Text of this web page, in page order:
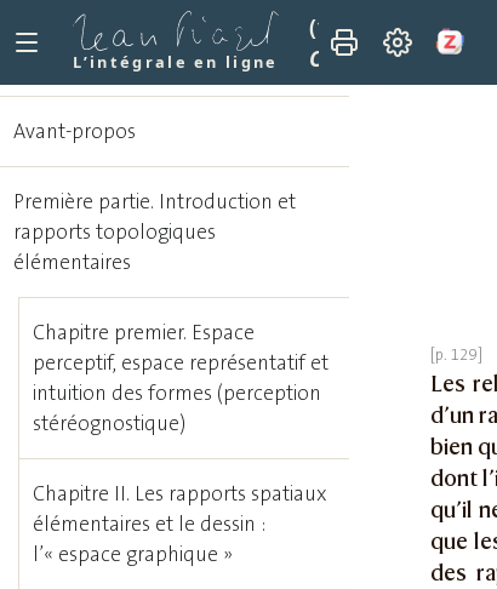
L’intégrale en ligne
(1948)
La
Chapitre IV. Les
Les
d’un
bien
dont
qu’il
que
des
Avant-propos
Première partie. Introduction et
rapports topologiques
élémentaires
Chapitre premier. Espace
perceptif, espace représentatif et
intuition des formes (perception
stéréognostique)
Chapitre II. Les rapports spatiaux
élémentaires et le dessin :
l’« espace graphique »